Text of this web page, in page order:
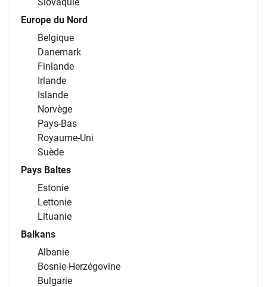
Europe du Nord
Belgique
Danemark
Finlande
Irlande
Islande
Norvège
Pays-Bas
Royaume-Uni
Suède
Pays Baltes
Estonie
Lettonie
Lituanie
Balkans
Albanie
Bosnie-Herzégovine
Bulgarie